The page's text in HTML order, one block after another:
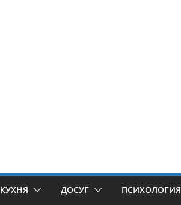
КУХНЯ ДОСУГ ПСИХОЛОГИЯ